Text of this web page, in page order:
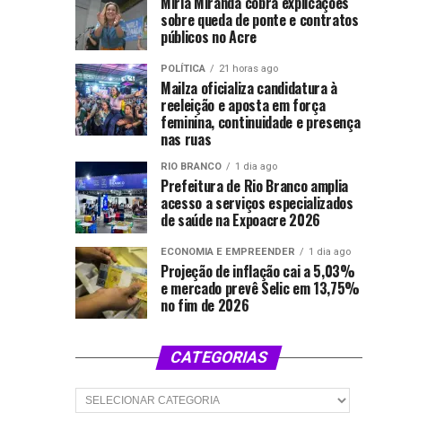
sobre queda de ponte e contratos
públicos no Acre
POLÍTICA 21 horas ago
Mailza oficializa candidatura à
reeleição e aposta em força
feminina, continuidade e presença
nas ruas
RIO BRANCO 1 dia ago
Prefeitura de Rio Branco amplia
acesso a serviços especializados
de saúde na Expoacre 2026
ECONOMIA E EMPREENDER 1 dia ago
Projeção de inflação cai a 5,03%
e mercado prevê Selic em 13,75%
no fim de 2026
CATEGORIAS
Categorias